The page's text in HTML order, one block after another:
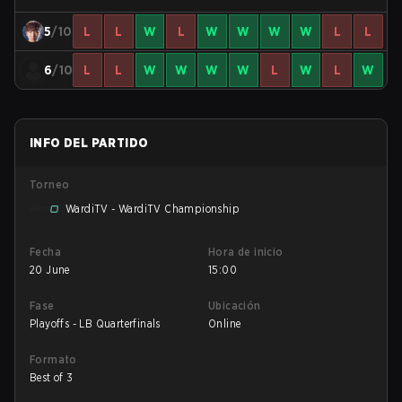
5/10 L L W L W W W W L L
6/10 L L W W W W L W L W
INFO DEL PARTIDO
Torneo
WardiTV - WardiTV Championship
Fecha
20 June
Hora de inicio
15:00
Fase
Playoffs - LB Quarterfinals
Ubicación
Online
Formato
Best of 3